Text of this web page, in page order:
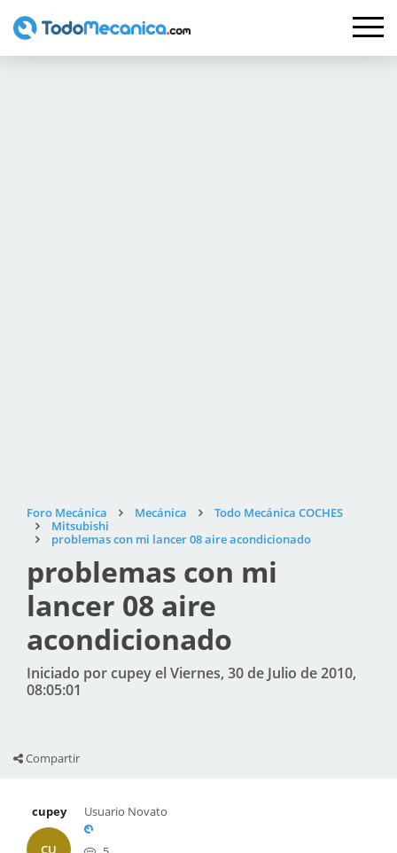
Foro Mecánica Mecánica
Todo Mecánica COCHES
Mitsubishi
problemas con mi lancer 08 aire acondicionado
problemas con mi
lancer 08 aire
acondicionado
Iniciado por cupey el Viernes, 30 de Julio de 2010,
08:05:01
Compartir
cupey
CU
Usuario Novato